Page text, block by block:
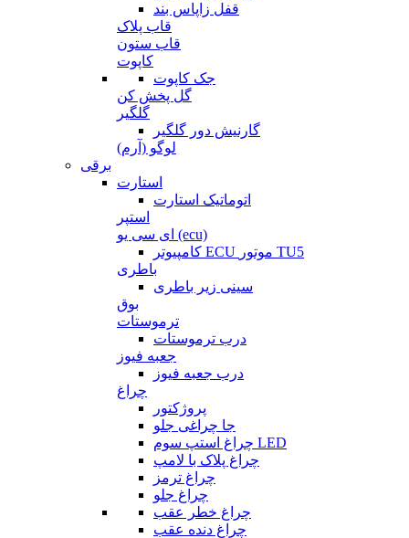
قفل زاپاس بند
قاب پلاک
قاب ستون
کاپوت
جک کاپوت
گل پخش کن
گلگیر
گارنیش دور گلگیر
لوگو (آرم)
برقی
استارت
اتوماتیک استارت
استپر
ای سی یو (ecu)
کامپیوتر ECU موتور TU5
باطری
سینی زیر باطری
بوق
ترموستات
درب ترموستات
جعبه فیوز
درب جعبه فیوز
چراغ
پروژکتور
جا چراغی جلو
چراغ استپ سوم LED
چراغ پلاک با لامپ
چراغ ترمز
چراغ جلو
چراغ خطر عقب
چراغ دنده عقب